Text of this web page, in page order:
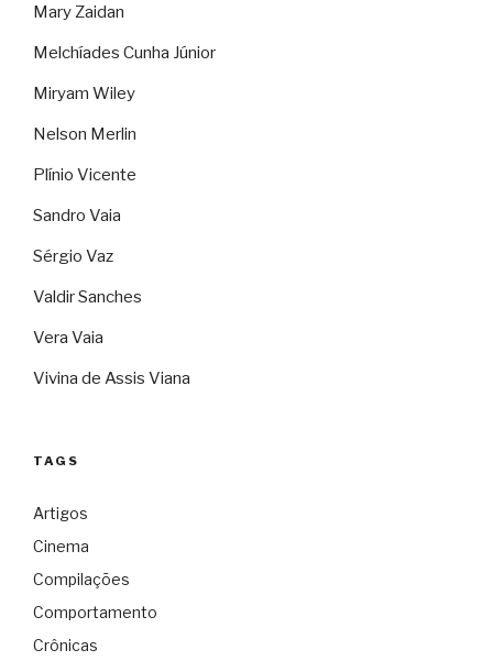
Mary Zaidan
Melchíades Cunha Júnior
Miryam Wiley
Nelson Merlin
Plínio Vicente
Sandro Vaia
Sérgio Vaz
Valdir Sanches
Vera Vaia
Vivina de Assis Viana
TAGS
Artigos
Cinema
Compilações
Comportamento
Crônicas